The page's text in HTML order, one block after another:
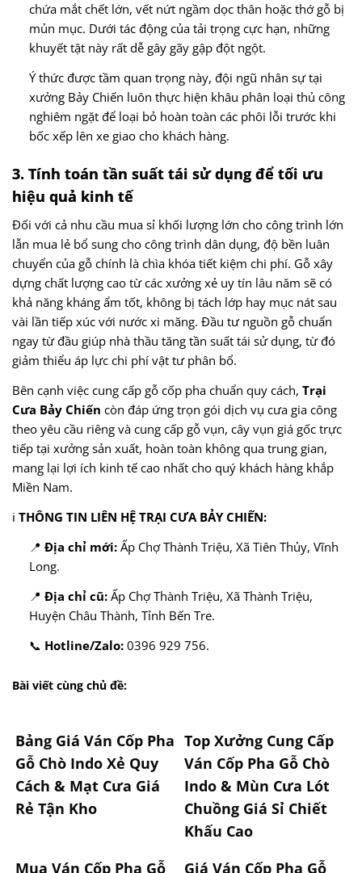
chứa mắt chết lớn, vết nứt ngầm dọc thân hoặc thớ gỗ bị
mủn mục. Dưới tác động của tải trọng cực hạn, những
khuyết tật này rất dễ gây gãy gập đột ngột.
Ý thức được tầm quan trọng này, đội ngũ nhân sự tại
xưởng Bảy Chiến luôn thực hiện khâu phân loại thủ công
nghiêm ngặt để loại bỏ hoàn toàn các phôi lỗi trước khi
bốc xếp lên xe giao cho khách hàng.
3. Tính toán tần suất tái sử dụng để tối ưu
hiệu quả kinh tế
Đối với cả nhu cầu mua sỉ khối lượng lớn cho công trình lớn
lẫn mua lẻ bổ sung cho công trình dân dụng, độ bền luân
chuyển của gỗ chính là chìa khóa tiết kiệm chi phí. Gỗ xây
dựng chất lượng cao từ các xưởng xẻ uy tín lâu năm sẽ có
khả năng kháng ẩm tốt, không bị tách lớp hay mục nát sau
vài lần tiếp xúc với nước xi măng. Đầu tư nguồn gỗ chuẩn
ngay từ đầu giúp nhà thầu tăng tần suất tái sử dụng, từ đó
giảm thiểu áp lực chi phí vật tư phân bổ.
Bên cạnh việc cung cấp gỗ cốp pha chuẩn quy cách, Trại
Cưa Bảy Chiến còn đáp ứng trọn gói dịch vụ cưa gia công
theo yêu cầu riêng và cung cấp gỗ vụn, cây vụn giá gốc trực
tiếp tại xưởng sản xuất, hoàn toàn không qua trung gian,
mang lại lợi ích kinh tế cao nhất cho quý khách hàng khắp
Miền Nam.
ℹ️ THÔNG TIN LIÊN HỆ TRẠI CƯA BẢY CHIẾN:
📍 Địa chỉ mới:Ấp Chợ Thành Triệu, Xã Tiên Thủy, Vĩnh
Long.
📍 Địa chỉ cũ:Ấp Chợ Thành Triệu, Xã Thành Triệu,
Huyện Châu Thành, Tỉnh Bến Tre.
📞 Hotline/Zalo:0396 929 756.
Bài viết cùng chủ đề:
Bảng Giá Ván Cốp Pha
Gỗ Chò Indo Xẻ Quy
Cách & Mạt Cưa Giá
Rẻ Tận Kho
Top Xưởng Cung Cấp
Ván Cốp Pha Gỗ Chò
Indo & Mùn Cưa Lót
Chuồng Giá Sỉ Chiết
Khấu Cao
Mua Ván Cốp Pha Gỗ
Giá Ván Cốp Pha Gỗ